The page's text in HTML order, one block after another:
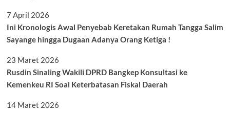
7 April 2026
Ini Kronologis Awal Penyebab Keretakan Rumah Tangga Salim
Sayange hingga Dugaan Adanya Orang Ketiga !
23 Maret 2026
Rusdin Sinaling Wakili DPRD Bangkep Konsultasi ke
Kemenkeu RI Soal Keterbatasan Fiskal Daerah
14 Maret 2026